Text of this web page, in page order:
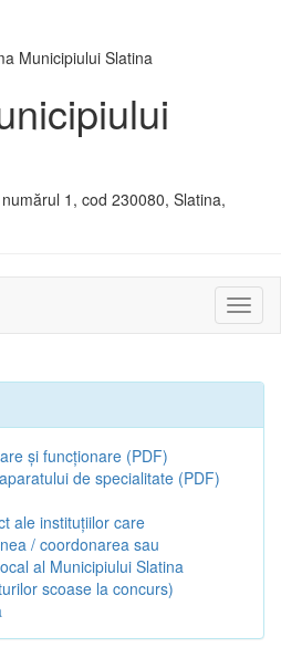
1, cod 230080, Slatina,
sau
și funcționare (PDF)
de specialitate (PDF)
ale instituțiilor care
/ coordonarea sau
al Municipiului Slatina
scoase la concurs)